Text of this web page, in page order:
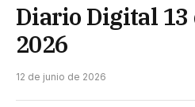
Diario Digital 13
2026
12 de junio de 2026